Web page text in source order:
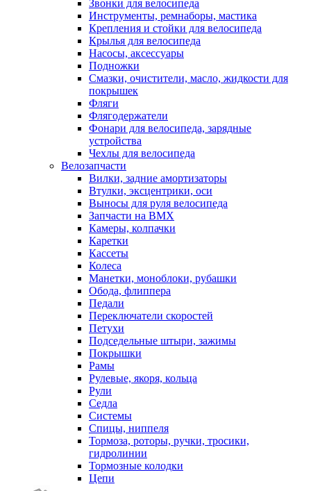
Звонки для велосипеда
Инструменты, ремнаборы, мастика
Крепления и стойки для велосипеда
Крылья для велосипеда
Насосы, аксессуары
Подножки
Смазки, очистители, масло, жидкости для
покрышек
Фляги
Флягодержатели
Фонари для велосипеда, зарядные
устройства
Чехлы для велосипеда
Велозапчасти
Вилки, задние амортизаторы
Втулки, эксцентрики, оси
Выносы для руля велосипеда
Запчасти на BMX
Камеры, колпачки
Каретки
Кассеты
Колеса
Манетки, моноблоки, рубашки
Обода, флиппера
Педали
Переключатели скоростей
Петухи
Подседельные штыри, зажимы
Покрышки
Рамы
Рулевые, якоря, кольца
Рули
Седла
Системы
Спицы, ниппеля
Тормоза, роторы, ручки, тросики,
гидролинии
Тормозные колодки
Цепи